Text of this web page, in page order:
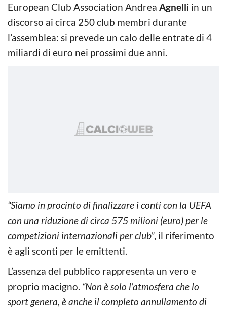
European Club Association Andrea Agnelli in un
discorso ai circa 250 club membri durante
l’assemblea: si prevede un calo delle entrate di 4
miliardi di euro nei prossimi due anni.
“Siamo in procinto di finalizzare i conti con la UEFA
con una riduzione di circa 575 milioni (euro) per le
competizioni internazionali per club”, il riferimento
è agli sconti per le emittenti.
L’assenza del pubblico rappresenta un vero e
proprio macigno. “Non è solo l’atmosfera che lo
sport genera, è anche il completo annullamento di